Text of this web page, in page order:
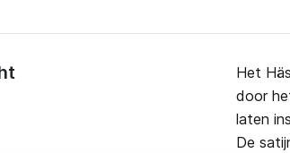
Het
door
laten
De